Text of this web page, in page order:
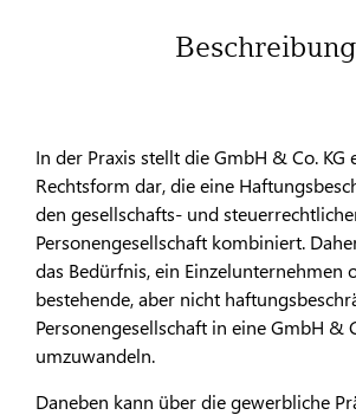
Beschreibung
In der Praxis stellt die GmbH & Co. KG
Rechtsform dar, die eine
den gesellschafts- und
Personengesellschaft kombiniert.
das Bedürfnis, ein Einzelunternehmen
bestehende, aber nicht
Personengesellschaft in eine GmbH &
umzuwandeln.
Daneben kann über die gewerbliche